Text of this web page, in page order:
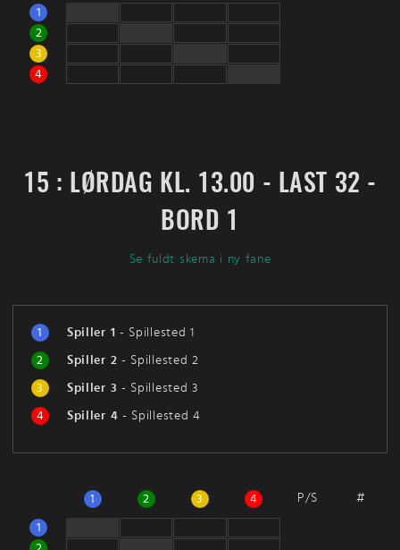
1
2
3
4
15 : LØRDAG KL. 13.00 - LAST 32 -
BORD 1
Se fuldt skema i ny fane
1 Spiller 1 - Spillested 1
2
Spiller 2 - Spillested 2
3
Spiller 3 - Spillested 3
4
Spiller 4 - Spillested 4
1 2 3 4 P/S
#
1